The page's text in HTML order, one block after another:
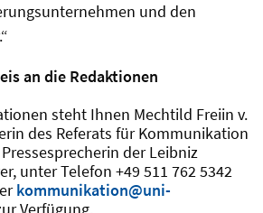
und den
an die Redaktionen
steht Ihnen Mechtild Freiin v.
des Referats für Kommunikation
der Leibniz
unter Telefon +49 511 762 5342
kommunikation@uni-